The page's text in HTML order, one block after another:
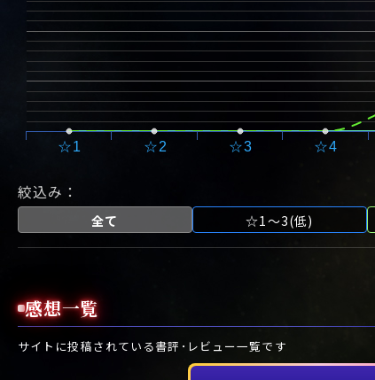
☆1 ☆2 ☆3 ☆4
絞込み：
全て ☆1～3(低)
感想一覧
サイトに投稿されている書評･レビュー一覧です